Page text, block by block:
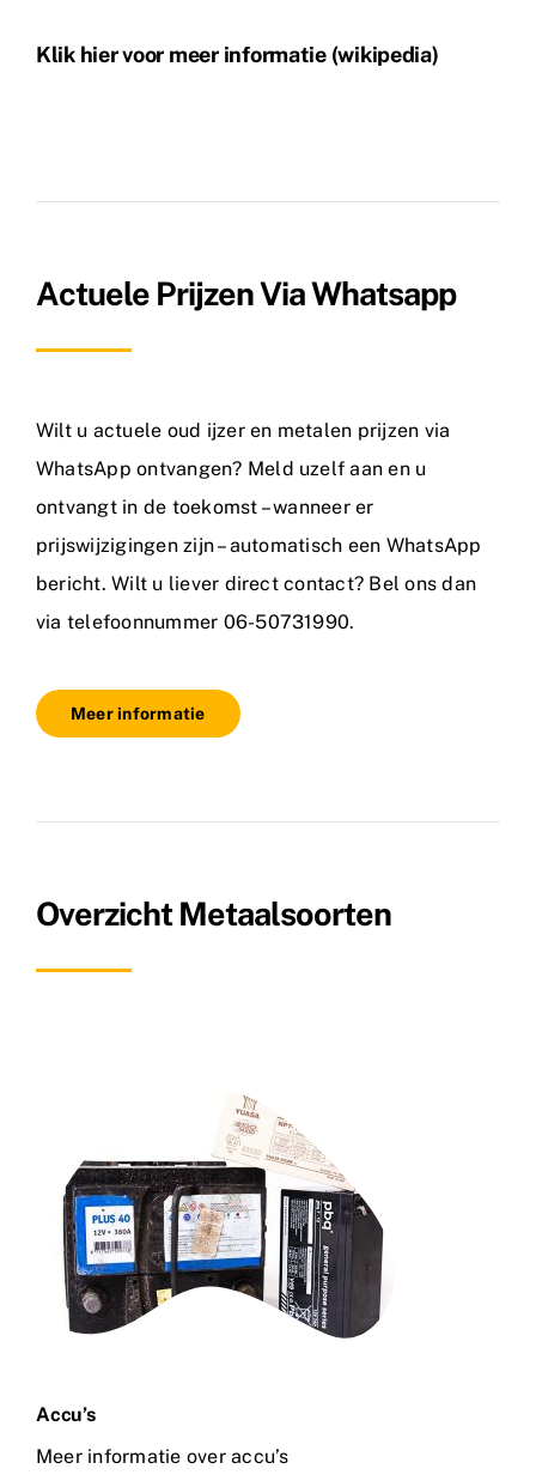
Klik hier voor meer informatie (wikipedia)
Actuele Prijzen Via Whatsapp
Wilt u actuele oud ijzer en metalen prijzen via
WhatsApp ontvangen? Meld uzelf aan en u
ontvangt in de toekomst – wanneer er
prijswijzigingen zijn – automatisch een WhatsApp
bericht. Wilt u liever direct contact? Bel ons dan
via telefoonnummer 06-50731990.
Meer informatie
Overzicht Metaalsoorten
Accu’s
Meer informatie over accu’s